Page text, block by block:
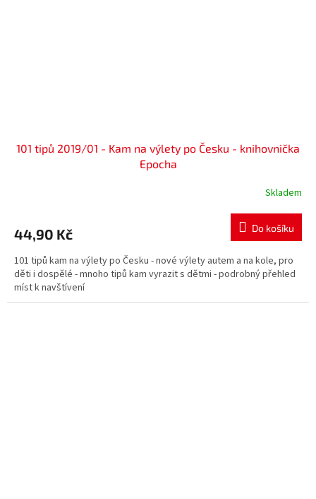
101 tipů 2019/01 - Kam na výlety po Česku - knihovnička
Epocha
Skladem
44,90 Kč Do košíku
101 tipů kam na výlety po Česku - nové výlety autem a na kole, pro
děti i dospělé - mnoho tipů kam vyrazit s dětmi - podrobný přehled
míst k navštívení